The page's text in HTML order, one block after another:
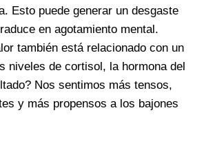
Esto puede generar un desgaste
en agotamiento mental.
también está relacionado con un
niveles de cortisol, la hormona del
Nos sentimos más tensos,
y más propensos a los bajones